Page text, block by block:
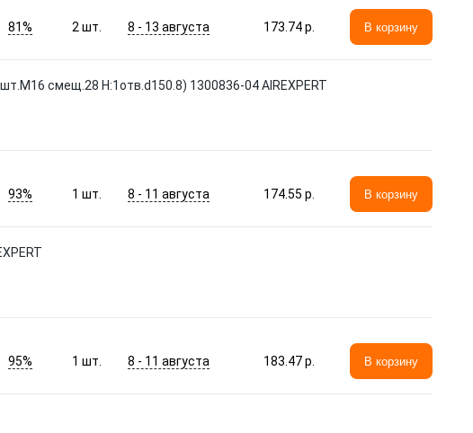
81% 2шт. 8 - 13 августа 173.74 p. В корзину
смещ.28 Н:1отв.d150.8) 1300836-04 AIREXPERT
93% 1шт. 8 - 11 августа 174.55 p. В корзину
95% 1шт. 8 - 11 августа 183.47 p. В корзину